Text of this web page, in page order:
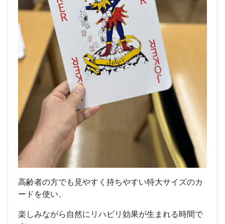
高齢者の方でも見やすく持ちやすい特大サイズのカ
ードを使い、
楽しみながら自然にリハビリ効果が生まれる時間で